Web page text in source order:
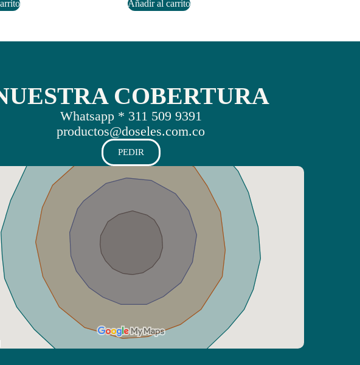
Añadir al carrito
COBERTURA
Whatsapp * 311 509 9391
productos@doseles.com.co
PEDIR